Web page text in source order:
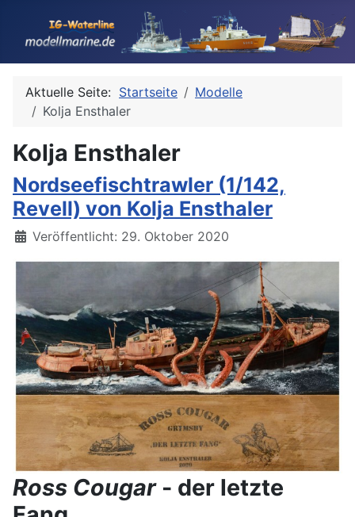
Aktuelle Seite: Startseite
Modelle
Kolja Ensthaler
Kolja Ensthaler
Nordseefischtrawler (1/142,
Revell) von Kolja Ensthaler
Details
Veröffentlicht: 29. Oktober 2020
Ross Cougar- der letzte